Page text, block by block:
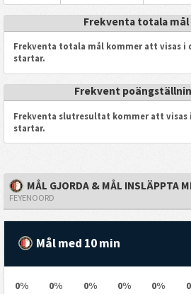
Frekventa totala mål
Frekventa totala mål kommer att visas i
startar.
Frekvent
Frekventa slutresultat kommer att visas
startar.
MÅL GJORDA & MÅL INSLÄPPTA
FEYENOORD
Mål med 10 min
0% 0% 0% 0% 0%